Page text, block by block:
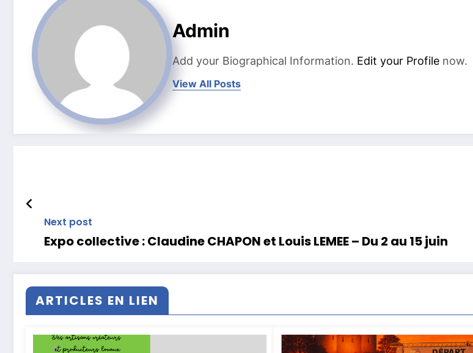
Admin
Add your Biographical Information. Edit your Profile now.
View All Posts
Next post
Expo collective : Claudine CHAPON et Louis LEMEE – Du 2 au 15 juin
ARTICLES EN LIEN